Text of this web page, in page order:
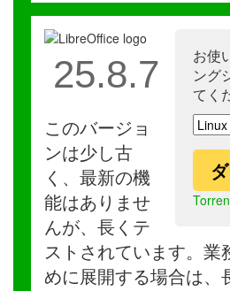
お使
ング
てく
25.8.7
このバージョ
ンは少し古
く、最新の機
能はありませ
んが、長くテ
ストされています。業
めに展開する場合は、